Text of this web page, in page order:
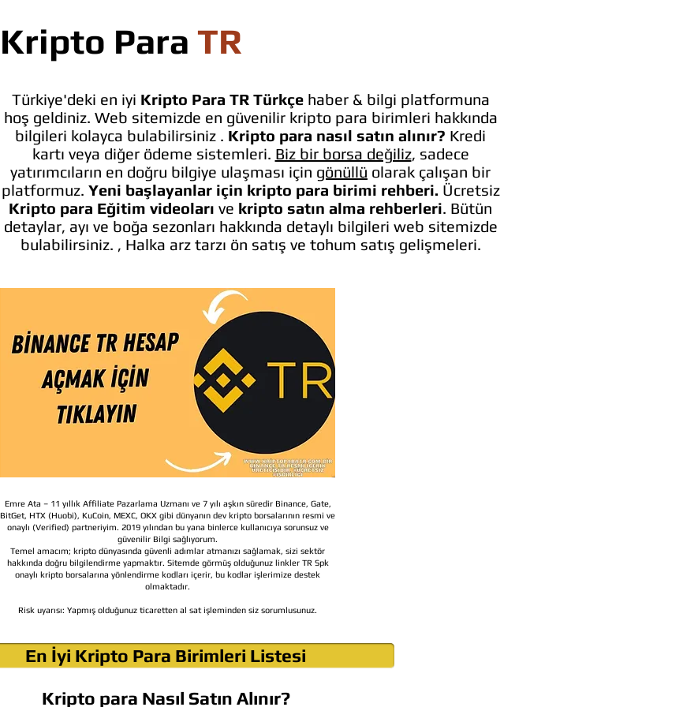
Kripto Para TR
Türkiye'deki en iyi Kripto Para TR Türkçe haber & bilgi platformuna
hoş geldiniz. Web sitemizde en güvenilir kripto para birimleri hakkında
bilgileri kolayca bulabilirsiniz . Kripto para nasıl satın alınır? Kredi
kartı veya diğer ödeme sistemleri. Biz bir borsa değiliz, sadece
yatırımcıların en doğru bilgiye ulaşması için gönüllü olarak çalışan bir
platformuz. Yeni başlayanlar için kripto para birimi rehberi. Ücretsiz
Kripto para Eğitim videoları ve kripto satın alma rehberleri. Bütün
detaylar, ayı ve boğa sezonları hakkında detaylı bilgileri web sitemizde
bulabilirsiniz. , Halka arz tarzı ön satış ve tohum satış gelişmeleri.
Emre Ata – 11 yıllık Affiliate Pazarlama Uzmanı ve 7 yılı aşkın süredir Binance, Gate,
BitGet, HTX (Huobi), KuCoin, MEXC, OKX gibi dünyanın dev kripto borsalarının resmi ve
onaylı (Verified) partneriyim. 2019 yılından bu yana binlerce kullanıcıya sorunsuz ve
güvenilir Bilgi sağlıyorum.
Temel amacım; kripto dünyasında güvenli adımlar atmanızı sağlamak, sizi sektör
hakkında doğru bilgilendirme yapmaktır. Sitemde görmüş olduğunuz linkler TR Spk
onaylı kripto borsalarına yönlendirme kodları içerir, bu kodlar işlerimize destek
olmaktadır.
Risk uyarısı: Yapmış olduğunuz ticaretten al sat işleminden siz sorumlusunuz.
En İyi Kripto Para Birimleri Listesi
Kripto para Nasıl Satın Alınır?